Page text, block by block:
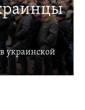
украинской